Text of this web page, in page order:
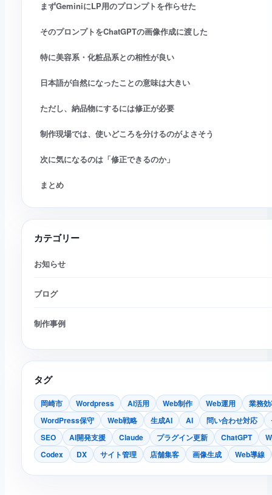
まずGeminiにLP用のプロンプトを作らせた
そのプロンプトをChatGPTの画像作成に渡した
特に美容系・化粧品系との相性が良い
日本語が自然になったことの意味は大きい
ただし、納品物にするには修正が必要
制作現場では、使いどころを分けるのがよさそう
次に気になるのは「修正できるのか」
まとめ
カテゴリー
お知らせ
ブログ
制作事例
タグ
岡崎市 Wordpress AI活用 Web制作 Web運用
業務
WordPress保守
Web戦略 生成AI AI 問い合わせ対応
SEO
AI開発支援 Claude プラグイン更新 ChatGPT
Codex
DX サイト管理 店舗集客 画像生成 Web導線